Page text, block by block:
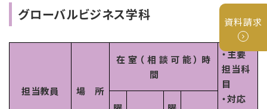
グローバルビジネス学科
担当教員 場 所
在 室 （ 相 談 可 能 ） 時
間
・主要
担当科
目
・対応
資料請求